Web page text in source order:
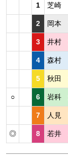
1 芝崎
2 岡本
3 井村
4 森
5 秋田
○ 6 岩科
7 人見
◎ 8 若井